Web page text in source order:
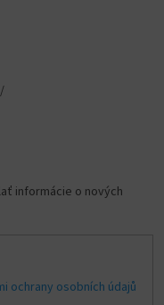
informácie o nových
ochrany osobních údajů